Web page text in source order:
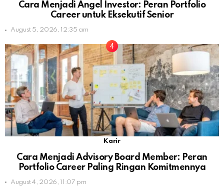
Cara Menjadi Angel Investor: Peran Portfolio
Career untuk Eksekutif Senior
August 5, 2026, 12:35 am
Karir
Cara Menjadi Advisory Board Member: Peran
Portfolio Career Paling Ringan Komitmennya
August 4, 2026, 11:07 pm